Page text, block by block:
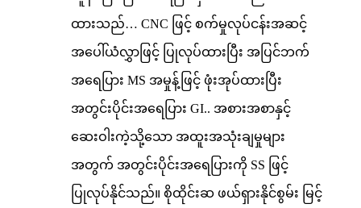
ထားသည်… CNC ဖြင့် စက်မှုလုပ်ငန်းအဆင့်
အပေါ်ယံလွှာဖြင့် ပြုလုပ်ထားပြီး အပြင်ဘက်
အရေပြား MS အမှုန့်ဖြင့် ဖုံးအုပ်ထားပြီး
အတွင်းပိုင်းအရေပြား GI.. အစားအစာနှင့်
ဆေးဝါးကဲ့သို့သော အထူးအသုံးချမှုများ
အတွက် အတွင်းပိုင်းအရေပြားကို SS ဖြင့်
ပြုလုပ်နိုင်သည်။ စိုထိုင်းဆ ဖယ်ရှားနိုင်စွမ်း မြင့်